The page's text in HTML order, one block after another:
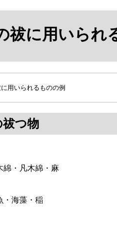
祓に用いられ
用いられるものの例
祓つ物
綿 ・ 凡木綿 ・麻
・海藻 ・稲